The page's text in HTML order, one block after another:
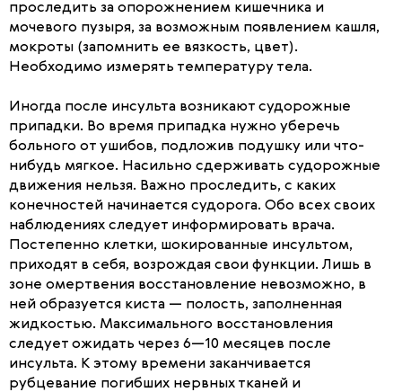
проследить за опорожнением кишечника и
мочевого пузыря, за возможным появлением кашля,
мокроты (запомнить ее вязкость, цвет).
Необходимо измерять температуру тела.
Иногда после инсульта возникают судорожные
припадки. Во время припадка нужно уберечь
больного от ушибов, подложив подушку или что-
нибудь мягкое. Насильно сдерживать судорожные
движения нельзя. Важно проследить, с каких
конечностей начинается судорога. Обо всех своих
наблюдениях следует информировать врача.
Постепенно клетки, шокированные инсультом,
приходят в себя, возрождая свои функции. Лишь в
зоне омертвения восстановление невозможно, в
ней образуется киста — полость, заполненная
жидкостью. Максимального восстановления
следует ожидать через 6—10 месяцев после
инсульта. К этому времени заканчивается
рубцевание погибших нервных тканей и